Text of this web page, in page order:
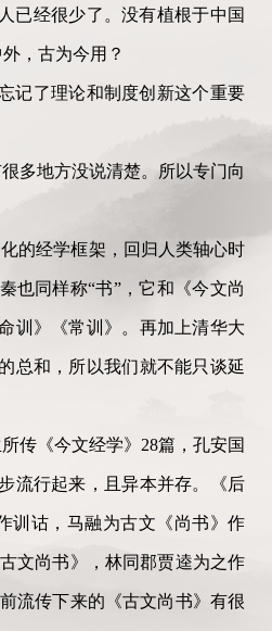
已经很少了。没有植根于中国
，古为今用？
记了理论和制度创新这个重要
多地方没说清楚。所以专门向
的经学框架，回归人类轴心时
也同样称“书”，它和《今文尚
训》《常训》。再加上清华大
总和，所以我们就不能只谈延
传《今文经学》28篇，孔安国
流行起来，且异本并存。《后
训诂，马融为古文《尚书》作
文尚书》，林同郡贾逵为之作
流传下来的《古文尚书》有很